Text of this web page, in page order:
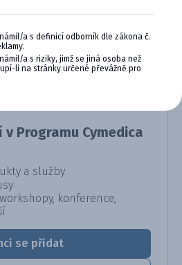
VĚRNOST, KTERÁ
programu
exkluzivní výhody pro
Programu Cymedica
a služby
konference,
se přidat
a s definicí odborník dle zákona č.
a s riziky, jimž se jiná osoba než
li na stránky určené převážně pro